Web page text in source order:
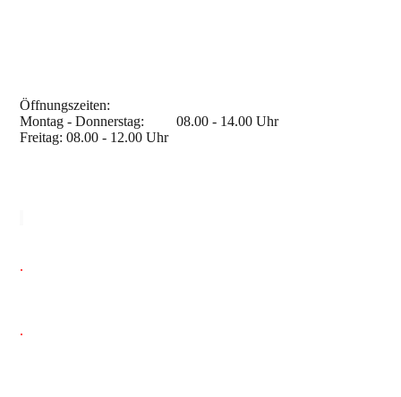
Öffnungszeiten:
Montag - Donnerstag: 08.00 - 14.00 Uhr
Freitag: 08.00 - 12.00 Uhr
.
.